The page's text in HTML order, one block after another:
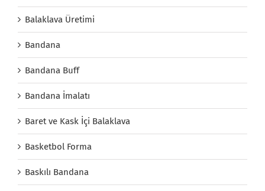
Balaklava Üretimi
Bandana
Bandana Buff
Bandana İmalatı
Baret ve Kask İçi Balaklava
Basketbol Forma
Baskılı Bandana